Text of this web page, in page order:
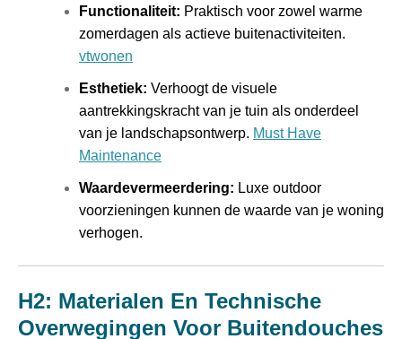
Functionaliteit: Praktisch voor zowel warme
zomerdagen als actieve buitenactiviteiten.
vtwonen
Esthetiek: Verhoogt de visuele
aantrekkingskracht van je tuin als onderdeel
van je landschapsontwerp. Must Have
Maintenance
Waardevermeerdering: Luxe outdoor
voorzieningen kunnen de waarde van je woning
verhogen.
H2: Materialen En Technische
Overwegingen Voor Buitendouches